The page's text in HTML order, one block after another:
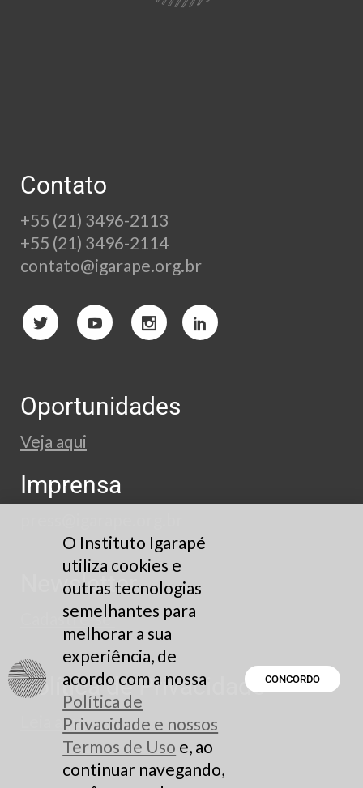
Contato
+55 (21) 3496-2113
+55 (21) 3496-2114
contato@igarape.org.br
Oportunidades
Veja aqui
Imprensa
Newsletter
Cadastre-se
Política de Privacidade
Leia aqui
O Instituto Igarapé
utiliza cookies e
outras tecnologias
semelhantes para
melhorar a sua
experiência, de
acordo com a nossa
Política de
Privacidade e nossos
Termos de Uso e, ao
continuar navegando,
CONCORDO